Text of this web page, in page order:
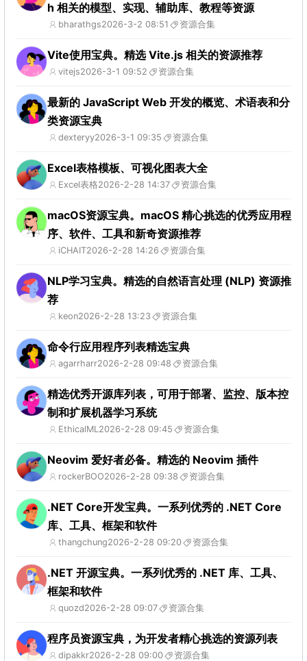
h 相关的模型、实现、辅助库、教程等资源
bharathgs2026-3-2 08:51 资源合集
Vite使用宝典。精选 Vite.js 相关的资源推荐
vitejs2026-3-1 09:52 资源合集
最新的 JavaScript Web 开发的概览、术语表和分
类资源宝典
dexteryy2026-3-1 09:35 资源合集
Excel表格模板、可视化图表大全
Excel表格2026-2-28 14:37 资源合集
macOS资源宝典。macOS 精心挑选的优秀应用程
序、软件、工具和新奇资源推荐
iCHAIT2026-2-28 14:26 资源合集
NLP学习宝典。精选的自然语言处理 (NLP) 资源推
荐
keon2026-2-28 13:23 资源合集
命令行应用程序列表精选宝典
agarrharr2026-2-28 09:48 资源合集
精选优秀开源库列表，可用于部署、监控、版本控
制和扩展机器学习系统
EthicalML2026-2-28 09:45 资源合集
Neovim 爱好者必备。精选的 Neovim 插件
rockerBOO2026-2-28 09:38 资源合集
.NET Core开发宝典。一系列优秀的 .NET Core
库、工具、框架和软件
thangchung2026-2-28 09:20 资源合集
.NET 开源宝典。一系列优秀的 .NET 库、工具、
框架和软件
quozd2026-2-28 09:07 资源合集
程序员资源宝典，为开发者精心挑选的资源列表
dipakkr2026-2-28 09:00 资源合集